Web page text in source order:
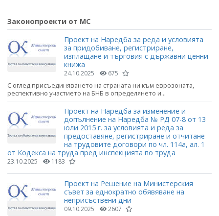
Законопроекти от МС
Проект на Наредба за реда и условията
за придобиване, регистриране,
изплащане и търговия с държавни ценни
книжа
24.10.2025 675
С оглед присъединяването на страната ни към еврозоната,
респективно участието на БНБ в определянето и...
Проект на Наредба за изменение и
допълнение на Наредба № РД 07-8 от 13
юли 2015 г. за условията и реда за
предоставяне, регистриране и отчитане
на трудовите договори по чл. 114а, ал. 1
от Кодекса на труда пред инспекцията по труда
23.10.2025 1183
Проект на Решение на Министерския
съвет за еднократно обявяване на
неприсъствени дни
09.10.2025 2607